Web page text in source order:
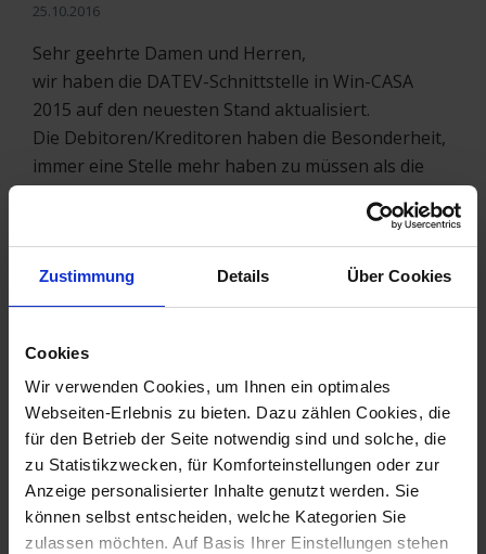
Zustimmung Details Über Cookies
Cookies
Wir verwenden Cookies, um Ihnen ein optimales
Webseiten-Erlebnis zu bieten. Dazu zählen Cookies, die
für den Betrieb der Seite notwendig sind und solche, die
zu Statistikzwecken, für Komforteinstellungen oder zur
Anzeige personalisierter Inhalte genutzt werden. Sie
können selbst entscheiden, welche Kategorien Sie
zulassen möchten. Auf Basis Ihrer Einstellungen stehen
25.10.2016
Sehr geehrte Damen und Herren,
wir haben die DATEV-Schnittstelle in Win-CASA
2015 auf den neuesten Stand aktualisiert.
Die Debitoren/Kreditoren haben die Besonderheit,
immer eine Stelle mehr haben zu müssen als die
stellen in den Voreinstellungen z.B. 4 als Länge der
Sachkonten ein; die Debitoren/Kreditoren müssen
5-stellige DATEV-Kontonummern bekommen
(10000-99999), die der anderen Konten dürfen
stellen 7 als Länge der Sachkonten ein; die
Debitoren/Kreditoren müssen 8-stellige DATEV-
Kontonummern bekommen (10000000-99999999),
die der anderen Konten dürfen maximal 7
(<1000000) haben.
Viele Grüße aus Stephanskirchen
Dominic Bauer